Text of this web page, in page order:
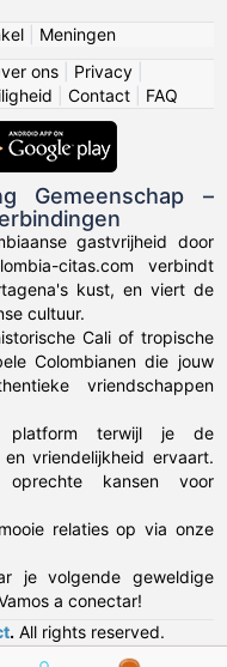
| Meningen
ons Privacy
Contact FAQ
Gemeenschap –
gastvrijheid door
citas.com verbindt
kust, en viert de
cultuur.
Cali of tropische
Colombianen die jouw
vriendschappen
platform terwijl je de
vriendelijkheid ervaart.
kansen voor
relaties op via onze
je volgende geweldige
a conectar!
. All rights reserved.